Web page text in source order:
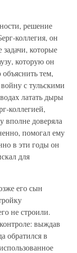
решение
коллегия, он
которые
которую он
тем,
с тульскими
латать дыры
коллегией,
вполне доверяла
помогал ему
в эти годы он
для
его сын
не строили.
выждав
обратился в